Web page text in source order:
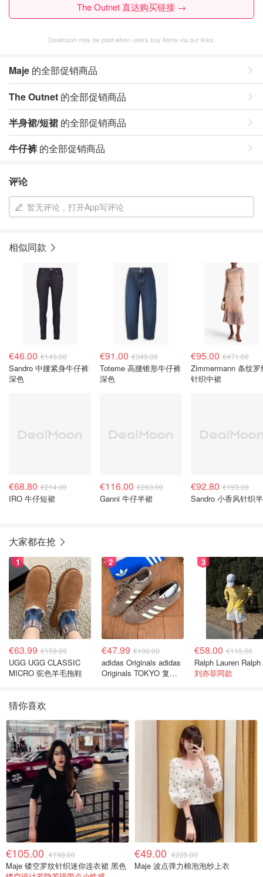
The Outnet 直达购买链接 →
Dealmoon may be paid when users buy items via our links.
Maje 的全部促销商品
The Outnet 的全部促销商品
半身裙/短裙 的全部促销商品
牛仔裤 的全部促销商品
评论
暂无评论，打开App写评论
相似同款
€46.00 €145.00
Sandro 中腰紧身牛仔裤
深色
€91.00 €349.00
Toteme 高腰锥形牛仔裤
深色
€95.00 €471.00
Zimmermann 条纹罗
针织中裙
€68.80 €214.00
IRO 牛仔短裙
€116.00 €263.00
Ganni 牛仔半裙
€92.80 €193.00
Sandro 小香风针织
大家都在抢
1
€63.99 €159.99
UGG UGG CLASSIC
MICRO 驼色羊毛拖鞋
2
€47.99 €100.00
adidas Originals adidas
Originals TOKYO 复古
3
€58.00 €115.00
刘亦菲同款
猜你喜欢
€105.00 €198.00
Maje 镂空罗纹针织迷你连衣裙 黑色
€49.00 €235.00
Maje 波点弹力棉泡泡纱上衣